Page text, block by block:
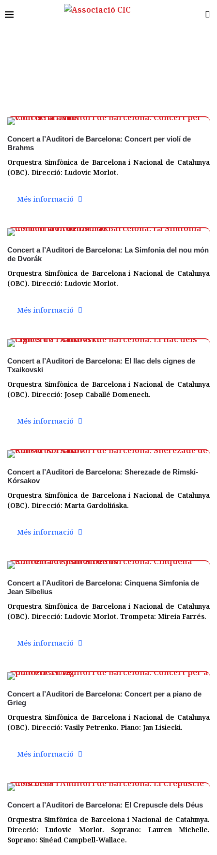
Concert a l’Auditori de Barcelona: Concert per violí de
Brahms
Orquestra Simfònica de Barcelona i Nacional de Catalunya
(OBC). Direcció: Ludovic Morlot.
Més informació
Concert a l’Auditori de Barcelona: La Simfonia del nou món
de Dvorák
Orquestra Simfònica de Barcelona i Nacional de Catalunya
(OBC). Direcció: Ludovic Morlot.
Més informació
Concert a l’Auditori de Barcelona: El llac dels cignes de
Txaikovski
Orquestra Simfònica de Barcelona i Nacional de Catalunya
(OBC). Direcció: Josep Caballé Domenech.
Més informació
Concert a l’Auditori de Barcelona: Sherezade de Rimski-
Kórsakov
Orquestra Simfònica de Barcelona i Nacional de Catalunya
(OBC). Direcció: Marta Gardolińska.
Més informació
Concert a l’Auditori de Barcelona: Cinquena Simfonia de
Jean Sibelius
Orquestra Simfònica de Barcelona i Nacional de Catalunya
(OBC). Direcció: Ludovic Morlot. Trompeta: Mireia Farrés.
Més informació
Concert a l’Auditori de Barcelona: Concert per a piano de
Grieg
Orquestra Simfònica de Barcelona i Nacional de Catalunya
(OBC). Direcció: Vasily Petrenko. Piano: Jan Lisiecki.
Més informació
Concert a l’Auditori de Barcelona: El Crepuscle dels Déus
Orquestra Simfònica de Barcelona i Nacional de Catalunya.
Direcció: Ludovic Morlot. Soprano: Lauren Michelle.
Soprano: Sinéad Campbell-Wallace.